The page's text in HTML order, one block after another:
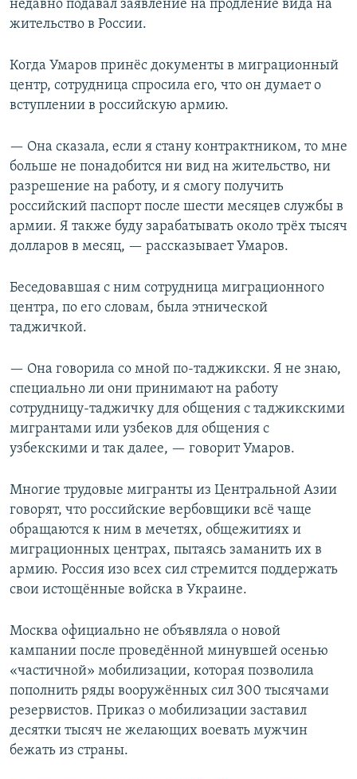
недавно подавал заявление на продление вида на
жительство в России.
Когда Умаров принёс документы в миграционный
центр, сотрудница спросила его, что он думает о
вступлении в российскую армию.
— Она сказала, если я стану контрактником, то мне
больше не понадобится ни вид на жительство, ни
разрешение на работу, и я смогу получить
российский паспорт после шести месяцев службы в
армии. Я также буду зарабатывать около трёх тысяч
долларов в месяц, — рассказывает Умаров.
Беседовавшая с ним сотрудница миграционного
центра, по его словам, была этнической
таджичкой.
— Она говорила со мной по-таджикски. Я не знаю,
специально ли они принимают на работу
сотрудницу-таджичку для общения с таджикскими
мигрантами или узбеков для общения с
узбекскими и так далее, — говорит Умаров.
Многие трудовые мигранты из Центральной Азии
говорят, что российские вербовщики всё чаще
обращаются к ним в мечетях, общежитиях и
миграционных центрах, пытаясь заманить их в
армию. Россия изо всех сил стремится поддержать
свои истощённые войска в Украине.
Москва официально не объявляла о новой
кампании после проведённой минувшей осенью
«частичной» мобилизации, которая позволила
пополнить ряды вооружённых сил 300 тысячами
резервистов. Приказ о мобилизации заставил
десятки тысяч не желающих воевать мужчин
бежать из страны.